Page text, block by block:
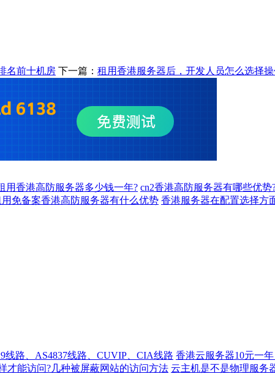
名前十机房 下一篇： 租用香港服务器后，开发人员怎么选择操
用香港高防服务器多少钱一年? cn2香港高防服务器有哪些优势
用免备案香港高防服务器有什么优势 香港服务器在配置选择方
线路、AS4837线路、CUVIP、CIA线路 香港云服务器10元一
才能访问?几种被屏蔽网站的访问方法 云主机是不是物理服务